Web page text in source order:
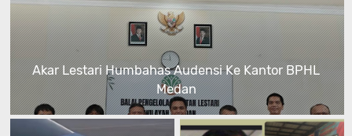
Akar Lestari Humbahas Audensi Ke Kantor BPHL
Medan